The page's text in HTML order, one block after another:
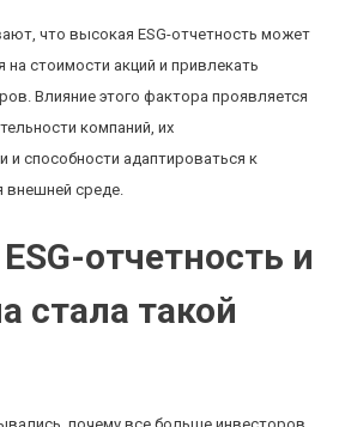
что высокая ESG-отчетность может
на стоимости акций и привлекать
Влияние этого фактора проявляется
компаний, их
и способности адаптироваться к
внешней среде.
отчетность и
стала такой